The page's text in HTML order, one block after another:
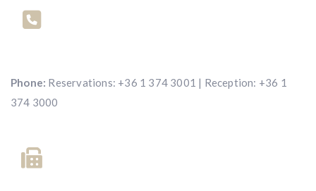
Phone: Reservations: +36 1 374 3001 | Reception: +36 1
374 3000